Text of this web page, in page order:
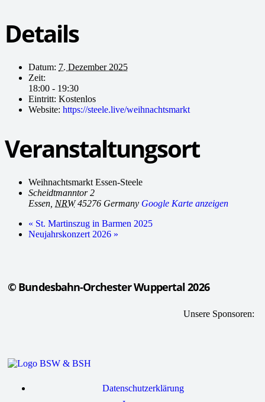
Details
Datum: 7. Dezember 2025
Zeit:
18:00 - 19:30
Eintritt: Kostenlos
Website: https://steele.live/weihnachtsmarkt
Veranstaltungsort
Weihnachtsmarkt Essen-Steele
Scheidtmanntor 2
Essen NRW 45276 Germany Google Karte anzeigen
« St. Martinszug in Barmen 2025
Neujahrskonzert 2026 »
© Bundesbahn-Orchester Wuppertal 2026
Unsere Sponsoren:
Datenschutzerklärung